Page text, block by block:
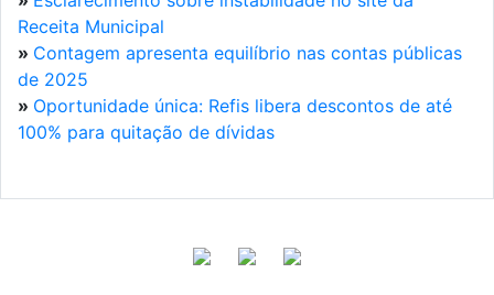
Receita Municipal
» Contagem apresenta equilíbrio nas contas públicas
de 2025
» Oportunidade única: Refis libera descontos de até
100% para quitação de dívidas